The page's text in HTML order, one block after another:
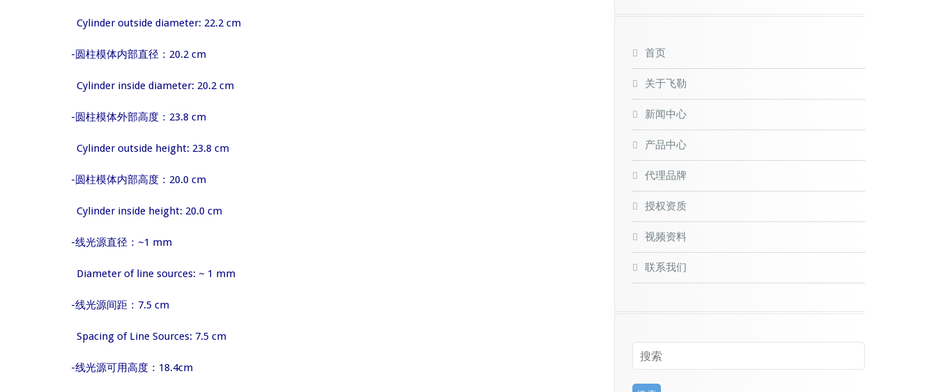
Cylinder outside diameter: 22.2 cm
-圆柱模体内部直径：20.2 cm
Cylinder inside diameter: 20.2 cm
-圆柱模体外部高度：23.8 cm
Cylinder outside height: 23.8 cm
-圆柱模体内部高度：20.0 cm
Cylinder inside height: 20.0 cm
-线光源直径：~1 mm
Diameter of line sources: ~ 1 mm
-线光源间距：7.5 cm
Spacing of Line Sources: 7.5 cm
-线光源可用高度：18.4cm
首页
关于飞勒
新闻中心
产品中心
代理品牌
授权资质
视频资料
联系我们